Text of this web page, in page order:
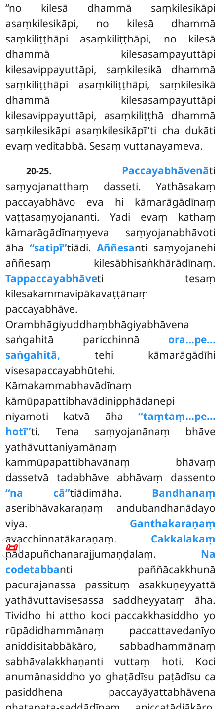
📜
‘‘no kilesā dhammā saṃkilesikāpi
asaṃkilesikāpi, no kilesā dhammā
saṃkiliṭṭhāpi asaṃkiliṭṭhāpi, no kilesā
dhammā kilesasampayuttāpi
kilesavippayuttāpi, saṃkilesikā dhammā
saṃkiliṭṭhāpi asaṃkiliṭṭhāpi, saṃkilesikā
dhammā kilesasampayuttāpi
kilesavippayuttāpi, asaṃkiliṭṭhā dhammā
saṃkilesikāpi asaṃkilesikāpī’’ti cha dukāti
evaṃ veditabbā. Sesaṃ vuttanayameva.
20-25. Paccayabhāvenāti
saṃyojanatthaṃ dasseti. Yathāsakaṃ
paccayabhāvo eva hi kāmarāgādīnaṃ
vaṭṭasaṃyojananti. Yadi evaṃ kathaṃ
kāmarāgādīnaṃyeva saṃyojanabhāvoti
āha ‘‘satipī’’tiādi.Aññesanti saṃyojanehi
aññesaṃ kilesābhisaṅkhārādīnaṃ.
Tappaccayabhāveti tesaṃ
kilesakammavipākavaṭṭānaṃ
paccayabhāve.
Orambhāgiyuddhaṃbhāgiyabhāvena
saṅgahitā paricchinnā ora…pe…
saṅgahitā, tehi kāmarāgādīhi
visesapaccayabhūtehi.
Kāmakammabhavādīnaṃ
kāmūpapattibhavādinipphādanepi
niyamoti katvā āha ‘‘taṃtaṃ…pe…
hotī’’ti. Tena saṃyojanānaṃ bhāve
yathāvuttaniyamānaṃ
kammūpapattibhavānaṃ bhāvaṃ
dassetvā tadabhāve abhāvaṃ dassento
‘‘na cā’’tiādimāha. Bandhanaṃ
aseribhāvakaraṇaṃ andubandhanādayo
viya. Ganthakaraṇaṃ
avacchinnatākaraṇaṃ. Cakkalakaṃ
pādapuñchanarajjumaṇḍalaṃ. Na
codetabbanti paññācakkhunā
pacurajanassa passituṃ asakkuṇeyyattā
yathāvuttavisesassa saddheyyataṃ āha.
Tividho hi attho koci paccakkhasiddho yo
rūpādidhammānaṃ paccattavedanīyo
aniddisitabbākāro, sabbadhammānaṃ
sabhāvalakkhaṇanti vuttaṃ hoti. Koci
anumānasiddho yo ghaṭādīsu paṭādīsu ca
pasiddhena paccayāyattabhāvena